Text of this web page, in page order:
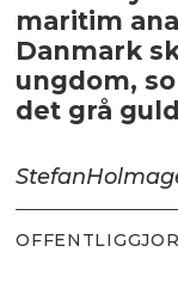
maritim
Danmark
ungdom,
det grå guld
Stefan